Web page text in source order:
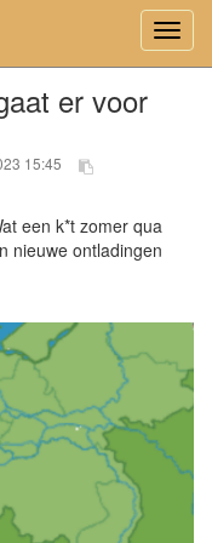
er voor
15:45
een k*t zomer qua
nieuwe ontladingen